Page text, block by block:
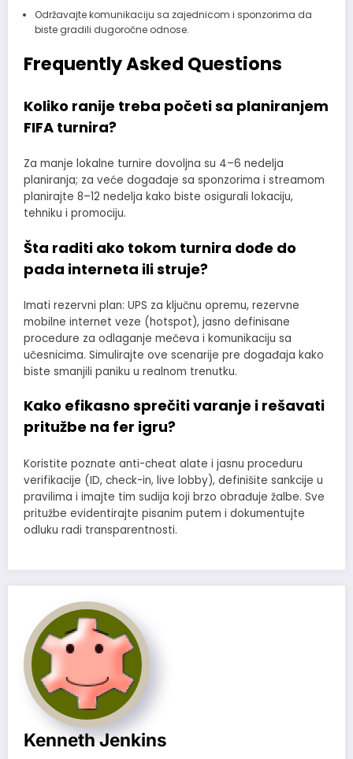
Održavajte komunikaciju sa zajednicom i sponzorima da
biste gradili dugoročne odnose.
Frequently Asked Questions
Koliko ranije treba početi sa planiranjem
FIFA turnira?
Za manje lokalne turnire dovoljna su 4–6 nedelja
planiranja; za veće događaje sa sponzorima i streamom
planirajte 8–12 nedelja kako biste osigurali lokaciju,
tehniku i promociju.
Šta raditi ako tokom turnira dođe do
pada interneta ili struje?
Imati rezervni plan: UPS za ključnu opremu, rezervne
mobilne internet veze (hotspot), jasno definisane
procedure za odlaganje mečeva i komunikaciju sa
učesnicima. Simulirajte ove scenarije pre događaja kako
biste smanjili paniku u realnom trenutku.
Kako efikasno sprečiti varanje i rešavati
pritužbe na fer igru?
Koristite poznate anti-cheat alate i jasnu proceduru
verifikacije (ID, check-in, live lobby), definišite sankcije u
pravilima i imajte tim sudija koji brzo obrađuje žalbe. Sve
pritužbe evidentirajte pisanim putem i dokumentujte
odluku radi transparentnosti.
Kenneth Jenkins